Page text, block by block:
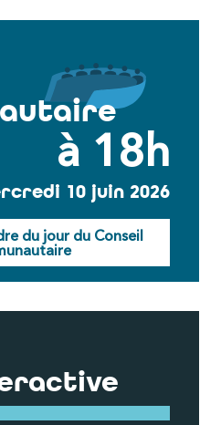
à 18h
10 juin 2026
du jour du Conseil